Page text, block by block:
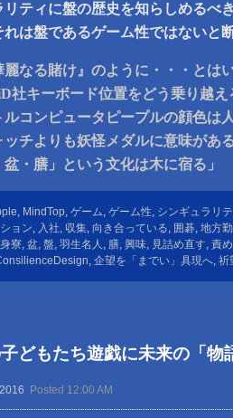
リティに盤の歴史を知らしめるべ
れは盤であるゲーム性ではないと
なる賭け』のように・・・とは
社キーボード位置をどう乗り越え
コンピュータピープルの顔色は
チよりも妖怪メダルに意味があ
・膳」という文化は木に宿る」
, MindTop, ゲーム, ゲーム性, シンギュラリ
ョン, 入社, 収集, 向き合っている, 囲碁, 地方
寮, 盆, 盤, 羽生名人 , 膳, 興味, 見詰め直す, 責
, 企望を「までい」具現へ, 祈
子どもたち遊戯に未来の「
Posted 12:00 AM